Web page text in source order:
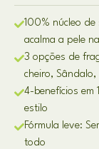
100% núcleo
acalma a pele
3 opções de
cheiro, Sândalo,
4-benefícios em
estilo
Fórmula leve:
todo